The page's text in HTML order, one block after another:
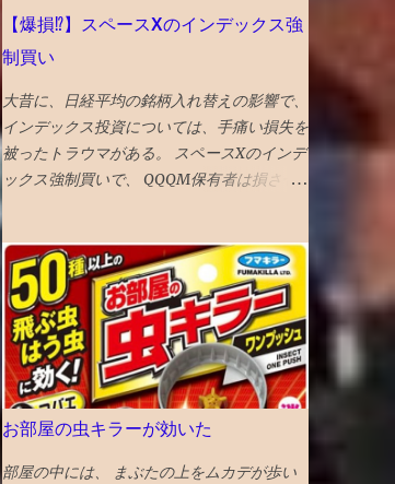
テル、フォーシーズンズホテル、万博の開催
のほか、進歩主義的都市としてLGBTQ＋の
コミュニティセンターであるプライドセンタ
ーを紹介。 ギフトリンクなので全文読めま
す→ 2025年に行くべき52カ所の英語記事全
文 〇2024年 3位 山口 また、NYタイムズ
HP画像に明示されている数字（下に引用し
ってもらい、手前の奥歯との段差をなくした
２食ほど食べてみたが、挟まらなくなった
成功♪ なお、段差無くす作戦がダメだった
ら、 次策は周囲を削って被せ物をして隙間
を無くすという処置、 それでもダメになっ
たら抜歯処置 という選択肢があるとのこと
サメに襲われるものだが、 意外と新鮮な行
き着く展開があってよい ★★★★海底４７
m マヤの死の迷宮 続編 なんかみたこと
ある気もしたが、 最後までエンタメ要素満
載で楽しめる ★★★★ザ・フラッシュ タイ
ムトラベル系アクションの話。 直せるとこ
ろと直せない運命が哀しい ★ボーイキルズ
ワールド ポイントが余っていたので４００P
使ってしまったが、駄作 星４つにつられて
みてしまったが、失敗した。 ★★★★ミー
ンガールズ 条件が整えば、誰もが、意地悪
になる可能性はある あからさまな敵を作り
すぎるのもよくない ★★★★シャドウズエ
ッジ 筋書きも結構展開があっって、 単なる
ジャッキーチェーンのカンフー映画よりも深
い ★★★★アンチャーテッド なんか昔見た
ことあるので、２回目だとワクワク感が薄れ
てる ★★★スチュアート・宇宙救出失敗の
【爆損⁉︎】スペースXのインデックス強
制買い
大昔に、日経平均の銘柄入れ替えの影響で、
インデックス投資については、手痛い損失を
被ったトラウマがある。 スペースXのインデ
ックス強制買いで、 QQQM保有者は損させ
られるのではないかと不安が募り、 対策を
考えた。 先にスペースXを買って、強制買い
の効果を打ち消そうと思い、 待機資金で購
入。ついでに、もっと買いたくなり、売却銘
柄を思慮 NISAのベイルを損切り・手放すこ
とにした とりあえず、税金も手数料も払わ
ずにすむのが、心理的に銘柄入れ替えにやさ
しい し、上昇の見込みも薄いので。 が、
６％ぐらいの高配当株なので、全売却の勇気
もない。NISAだし。 VTIとラッセル1000は6
月1９日 オルカンは6月2６日 ナスダック100
お部屋の虫キラーが効いた
部屋の中には、 まぶたの上をムカデが歩い